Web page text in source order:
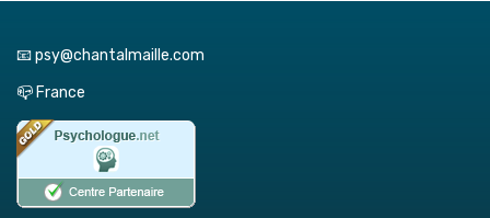
📧 psy@chantalmaille.com
📪 France